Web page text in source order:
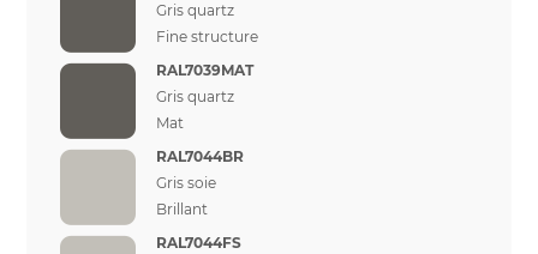
Gris quartz
Fine structure
RAL7039MAT
Gris quartz
Mat
RAL7044BR
Gris soie
Brillant
RAL7044FS